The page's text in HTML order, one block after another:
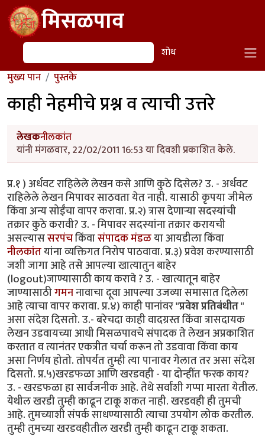
Skip to main contentमिसळपाव
शोध शोध
मुख्य पान पुस्तके
काही नेहमीचे प्रश्न व त्याची उत्तरे
लेखकनीलकांत
यांनी मंगळवार, 22/02/2011 16:53 या दिवशी प्रकाशित केले.
प्र.१ ) अर्धवट राहिलेले लेखन कसे आणि कुठे दिसेल? उ. - अर्धवट
राहिलेले लेखन मिपावर साठवता येत नाही. यासाठी कृपया जीमेल
किंवा अन्य सोईंचा वापर करावा. प्र.२) त्रास देणार्‍या सदस्यांची
तक्रार कुठे करावी? उ. - मिपावर सदस्यांना तक्रार करायची
असल्याससरपंचकिंवासंपादक मंडळया आयडीला किंवा
नीलकांतयांना व्यक्तिगत निरोप पाठवावा. प्र.३) प्रवेश करण्यासाठी
जशी जागा आहे तसे आपल्या खात्यातुन बाहेर
(logout)जाण्यासाठी काय करावे ? उ. - खात्यातून बाहेर
जाण्यासाठीगमननावाचा दूवा आपल्या उजव्या समासात दिलेला
आहे त्याचा वापर करावा. प्र.४) काही पानांवर "प्रवेश प्रतिबंधीत"
असा संदेश दिसतो. उ.- बरेचदा काही वादग्रस्त किंवा त्रासदायक
लेखन उडवायच्या आधी मिसळपावचे संपादक ते लेखन अप्रकाशित
करतात व त्यानंतर एकत्रीत चर्चा करून तो उडवावा किंवा काय
असा निर्णय होतो. तोपर्यंत तुम्ही त्या पानावर गेलात तर असा संदेश
दिसतो. प्र.५)खरडफळा आणि खरडवही - या दोन्हींत फरक काय?
उ. - खरडफळा हा सार्वजनीक आहे. तेथे सर्वांशी गप्पा मारता येतील.
येथील खरडी तुम्ही काढून टाकू शकत नाही. खरडवही ही तुमची
आहे. तुमच्याशी संपर्क साधण्यासाठी त्याचा उपयोग लोक करतील.
तुम्ही तुमच्या खरडवहीतील खरडी तुम्ही काढून टाकू शकता.